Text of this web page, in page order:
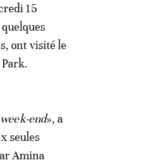
15
ont visité le
end», a
seules
Amina